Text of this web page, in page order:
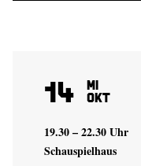
14 Mi
Okt
19.30 – 22.30 Uhr
Schauspielhaus